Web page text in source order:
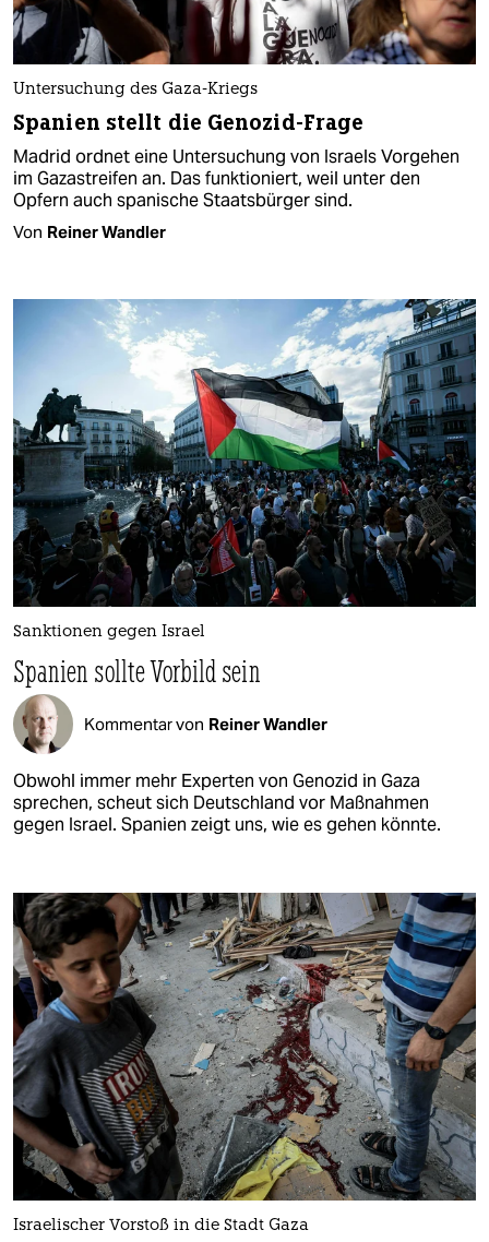
Untersuchung des Gaza-Kriegs
Spanien stellt die Genozid-Frage
Madrid ordnet eine Untersuchung von Israels Vorgehen
im Gazastreifen an. Das funktioniert, weil unter den
Opfern auch spanische Staatsbürger sind.
Von Reiner Wandler
Sanktionen gegen Israel
Spanien sollte Vorbild sein
Kommentar von Reiner Wandler
Obwohl immer mehr Experten von Genozid in Gaza
sprechen, scheut sich Deutschland vor Maßnahmen
gegen Israel. Spanien zeigt uns, wie es gehen könnte.
Israelischer Vorstoß in die Stadt Gaza